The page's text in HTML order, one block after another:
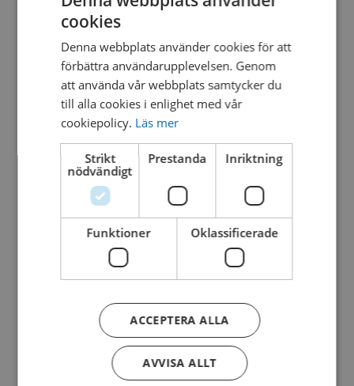
VO-VOR0302
WATER BLOOM NO1
WATER BLOOM NO2
WATER JELLY NO.1
DANISH
cookies
Denna webbplats använder cookies för att
förbättra användarupplevelsen. Genom
att använda vår webbplats samtycker du
till alla cookies i enlighet med vår
cookiepolicy. Läs mer
Strikt
nödvändigt
Prestanda Inriktning
Funktioner Oklassificerade
ACCEPTERA ALLA
AVVISA ALLT